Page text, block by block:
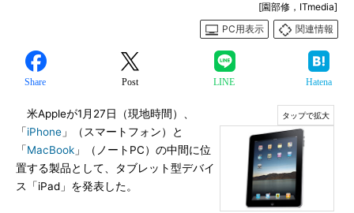
[園部修，ITmedia]
PC用表示
関連情報
Share Post LINE Hatena
米Appleが1月27日（現地時間）、
「iPhone 」（スマートフォン）と
「MacBook 」（ノートPC）の中間に位
置する製品として、タブレット型デバイ
ス「iPad」を発表した。